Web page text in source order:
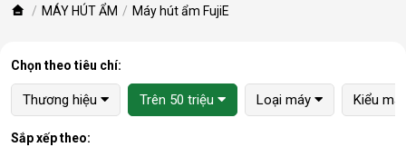
MÁY HÚT ẨM Máy hút ẩm FujiE
Chọn theo tiêu chí:
Thương hiệu Trên 50 triệu Loại máy Kiểu
Sắp xếp theo: